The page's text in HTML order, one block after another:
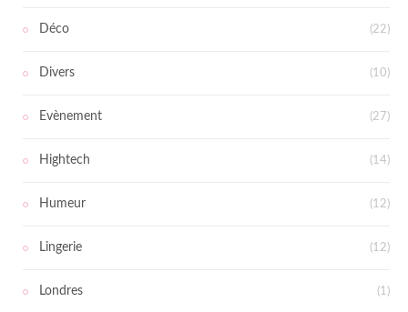
Déco (22)
Divers (10)
Evènement (27)
Hightech (14)
Humeur (12)
Lingerie (12)
Londres (1)